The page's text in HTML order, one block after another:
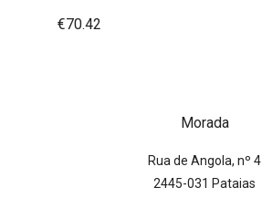
€70.42
Morada
Rua de Angola, nº 4
2445-031 Pataias